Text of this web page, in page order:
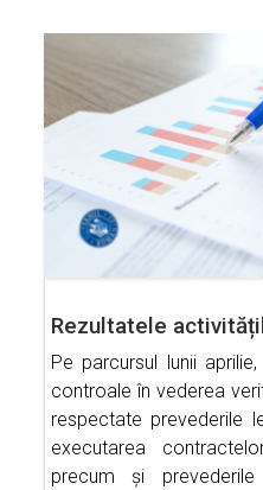
Rezultatele
Pe parcursul lunii
controale în vederea
respectate prevederile
executarea
precum și